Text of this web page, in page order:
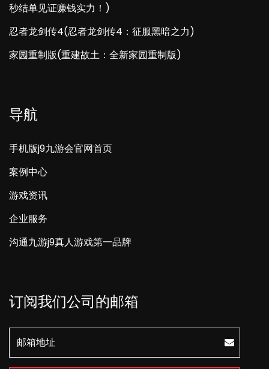
秒结单见证赚钱实力！)
忍者龙剑传4(忍者龙剑传4：征服黑暗之力)
家园重制版(重建故土：全新家园重制版)
导航
手机版j9九游会官网首页
案例中心
游戏资讯
企业服务
沟通九游j9真人游戏第一品牌
订阅我们公司的邮箱